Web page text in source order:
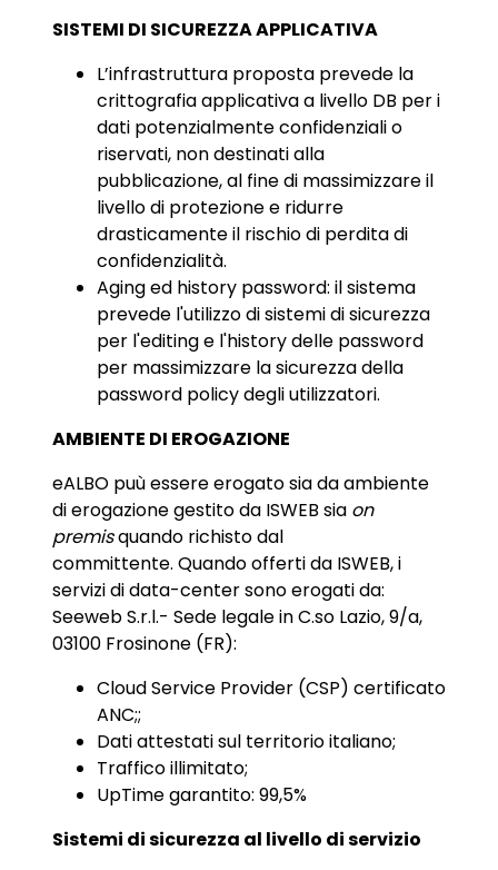
SISTEMI DI SICUREZZA APPLICATIVA
L’infrastruttura proposta prevede la
crittografia applicativa a livello DB per i
dati potenzialmente confidenziali o
riservati, non destinati alla
pubblicazione, al fine di massimizzare il
livello di protezione e ridurre
drasticamente il rischio di perdita di
confidenzialità.
Aging ed history password: il sistema
prevede l'utilizzo di sistemi di sicurezza
per l'editing e l'history delle password
per massimizzare la sicurezza della
password policy degli utilizzatori.
AMBIENTE DI EROGAZIONE
eALBO puù essere erogato sia da ambiente
di erogazione gestito da ISWEB sia on
premisquando richisto dal
committente. Quando offerti da ISWEB, i
servizi di data-center sono erogati da:
Seeweb S.r.l.- Sede legale in C.so Lazio, 9/a,
03100 Frosinone (FR):
Cloud Service Provider (CSP) certificato
ANC;;
Dati attestati sul territorio italiano;
Traffico illimitato;
UpTime garantito: 99,5%
Sistemi di sicurezza al livello di servizio